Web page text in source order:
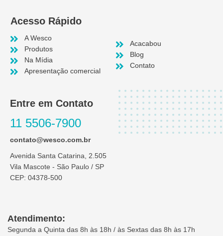
Acesso Rápido
A Wesco
Produtos
Na Mídia
Apresentação comercial
Acacabou
Blog
Contato
Entre em Contato
11 5506-7900
contato@wesco.com.br
Avenida Santa Catarina, 2.505
Vila Mascote - São Paulo / SP
CEP: 04378-500
Atendimento:
Segunda a Quinta das 8h às 18h / às Sextas das 8h às 17h